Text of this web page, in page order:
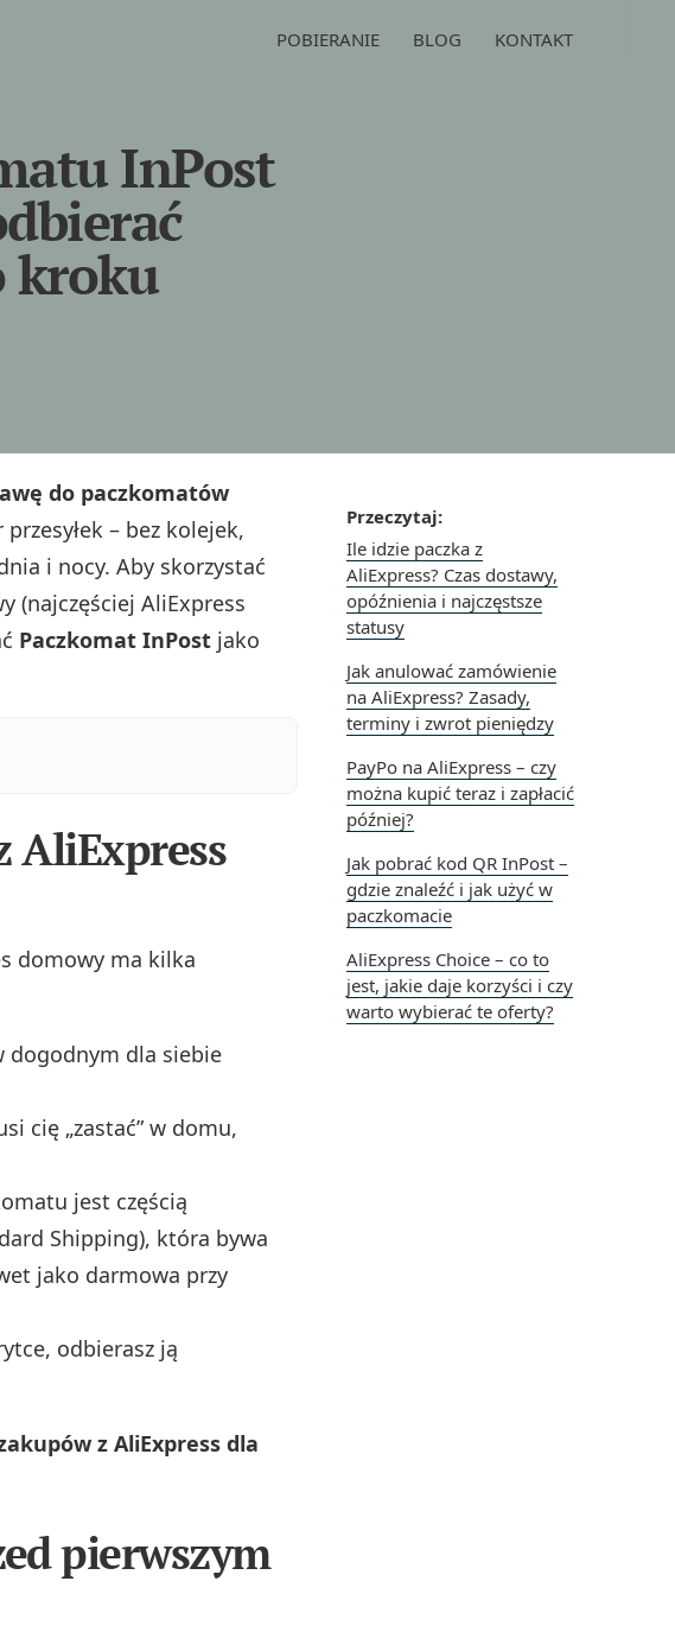
POBIERANIE BLOG KONTAKT
InPost
kroku
Przeczytaj:
Ile idzie paczka z
AliExpress? Czas dostawy,
opóźnienia i najczęstsze
statusy
Jak anulować zamówienie
na AliExpress? Zasady,
terminy i zwrot pieniędzy
PayPo na AliExpress – czy
można kupić teraz i zapłacić
później?
Jak pobrać kod QR InPost –
gdzie znaleźć i jak użyć w
paczkomacie
AliExpress Choice – co to
jest, jakie daje korzyści i czy
warto wybierać te oferty?
do paczkomatów
– bez kolejek,
i nocy. Aby skorzystać
(najczęściej AliExpress
Paczkomat InPost jako
AliExpress
domowy ma kilka
dogodnym dla siebie
cię „zastać” w domu,
jest częścią
Shipping), która bywa
jako darmowa przy
odbierasz ją
z AliExpress dla
pierwszym